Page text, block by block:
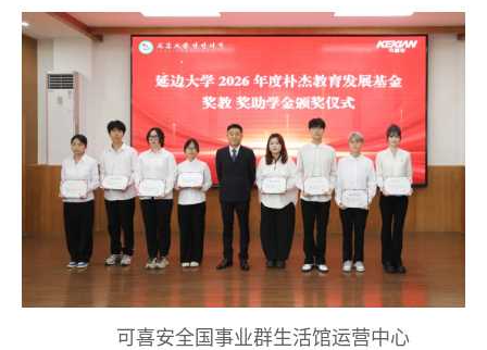
可喜安全国事业群生活馆运营中心